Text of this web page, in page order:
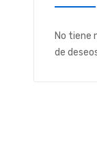
No tiene
de